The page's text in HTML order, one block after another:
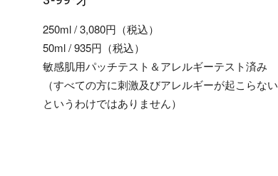
250ml / 3,080円（税込）
50ml / 935円（税込）
敏感肌用パッチテスト＆アレルギーテスト済み
（すべての方に刺激及びアレルギーが起こらない
というわけではありません）